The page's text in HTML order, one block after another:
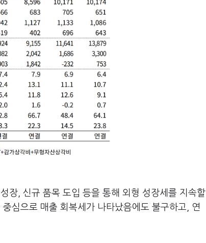
장, 신규 품목 도입 등을 통해 외형 성장세를 지속할
심으로 매출 회복세가 나타났음에도 불구하고, 연